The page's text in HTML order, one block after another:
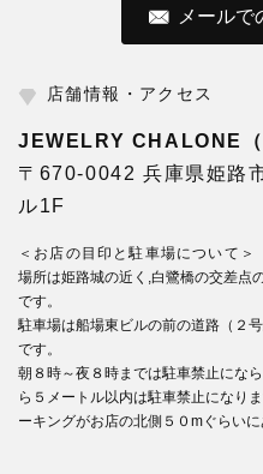
メールで
店舗情報・アクセス
JEWELRY CHALONE（
〒670-0042 兵庫県姫路
ル1F
＜お店の目印と駐車場について＞
場所は姫路城の近く,白鷺橋の交差点
です。
駐車場は船場東ビルの前の道路（２
です。
朝８時～夜８時までは駐車禁止にな
ら５メートル以内は駐車禁止になり
ーキングがお店の北側５０mぐらいに